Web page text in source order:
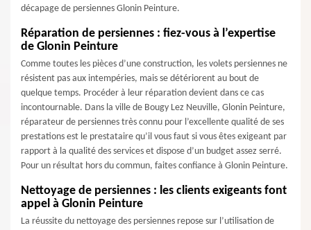
décapage de persiennes Glonin Peinture.
Réparation de persiennes : fiez-vous à l’expertise
de Glonin Peinture
Comme toutes les pièces d’une construction, les volets persiennes ne
résistent pas aux intempéries, mais se détériorent au bout de
quelque temps. Procéder à leur réparation devient dans ce cas
incontournable. Dans la ville de Bougy Lez Neuville, Glonin Peinture,
réparateur de persiennes très connu pour l’excellente qualité de ses
prestations est le prestataire qu’il vous faut si vous êtes exigeant par
rapport à la qualité des services et dispose d’un budget assez serré.
Pour un résultat hors du commun, faites confiance à Glonin Peinture.
Nettoyage de persiennes : les clients exigeants font
appel à Glonin Peinture
La réussite du nettoyage des persiennes repose sur l’utilisation de